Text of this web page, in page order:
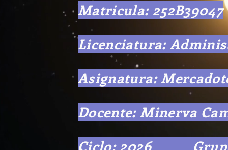
Matricula: 252B39047
Licenciatura:
Asignatura:
Docente: Minerva
Ciclo: 2026